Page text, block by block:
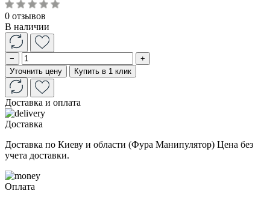
0 отзывов
В наличии
−
+
Уточнить цену
Купить в 1 клик
Доставка и оплата
Доставка
Доставка по Киеву и области (Фура Манипулятор) Цена без
учета доставки.
Оплата